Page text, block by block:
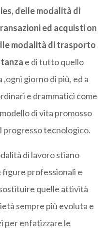
delle modalità di
ed acquisti on
modalità di trasporto
e di tutto quello
giorno di più, ed a
e drammatici come
di vita promosso
progresso tecnologico.
di lavoro stiano
professionali e
quelle attività
sempre più evoluta e
per enfatizzare le